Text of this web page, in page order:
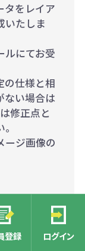
登録 ログイン
タをレイア
いたしま
ルにてお受
の仕様と相
ない場合は
修正点と
ージ画像の